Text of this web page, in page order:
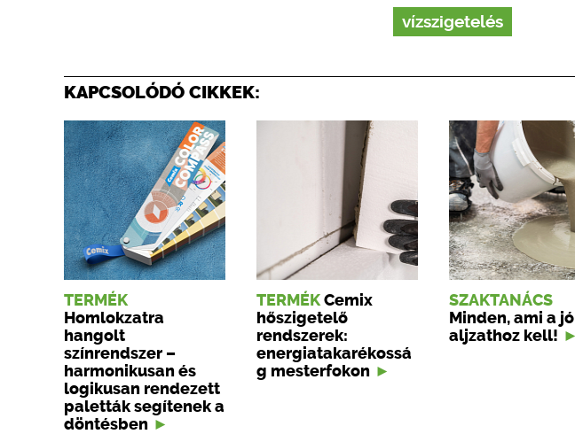
vízszigetelés
KAPCSOLÓDÓ CIKKEK:
TERMÉK
Homlokzatra
hangolt
színrendszer –
harmonikusan és
logikusan rendezett
paletták segítenek a
döntésben
TERMÉK Cemix
hőszigetelő
rendszerek:
energiatakarékossá
g mesterfokon
SZAKTANÁCS
Minden, ami a jó
aljzathoz kell!